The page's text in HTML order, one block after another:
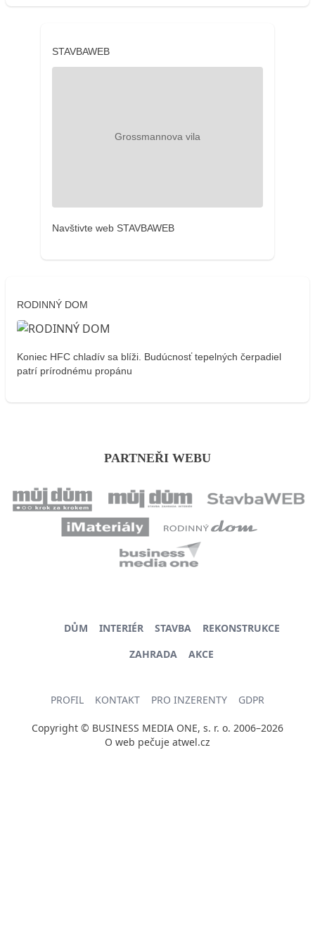
STAVBAWEB
Navštivte web STAVBAWEB
RODINNÝ DOM
Koniec HFC chladív sa blíži. Budúcnosť tepelných čerpadiel
patrí prírodnému propánu
PARTNEŘI WEBU
DŮM INTERIÉR STAVBA
REKONSTRUKCE
ZAHRADA
AKCE
PROFIL KONTAKT PRO INZERENTY GDPR
Copyright © BUSINESS MEDIA ONE, s. r. o. 2006–2026